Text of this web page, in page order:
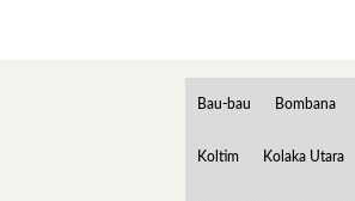
Bau-bau Bombana
Koltim Kolaka Utara